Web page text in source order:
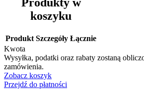
Produkty w
koszyku
Produkt Szczegóły Łącznie
Kwota
Wysyłka, podatki oraz rabaty zostaną
zamówienia.
Zobacz koszyk
Przejdź do płatności